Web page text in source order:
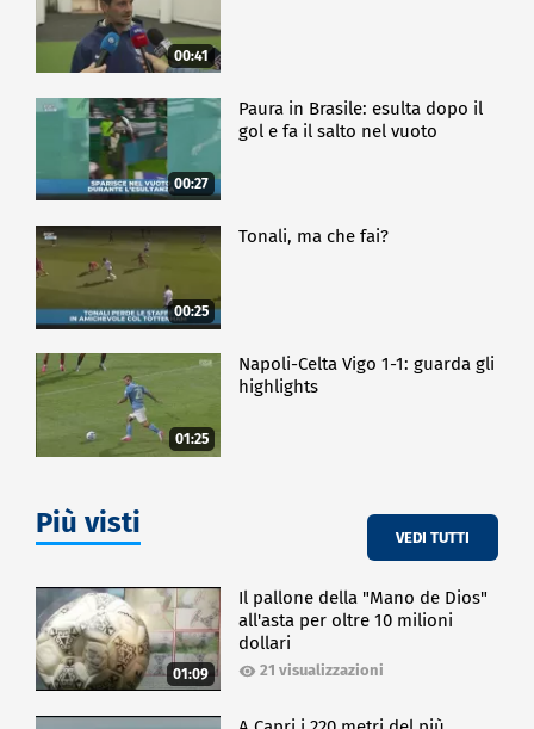
00:41
00:27
Paura in Brasile: esulta dopo il
gol e fa il salto nel vuoto
00:25
Tonali, ma che fai?
01:25
Napoli-Celta Vigo 1-1: guarda gli
highlights
Più visti VEDI TUTTI
01:09
Il pallone della "Mano de Dios"
all'asta per oltre 10 milioni
dollari
21 visualizzazioni